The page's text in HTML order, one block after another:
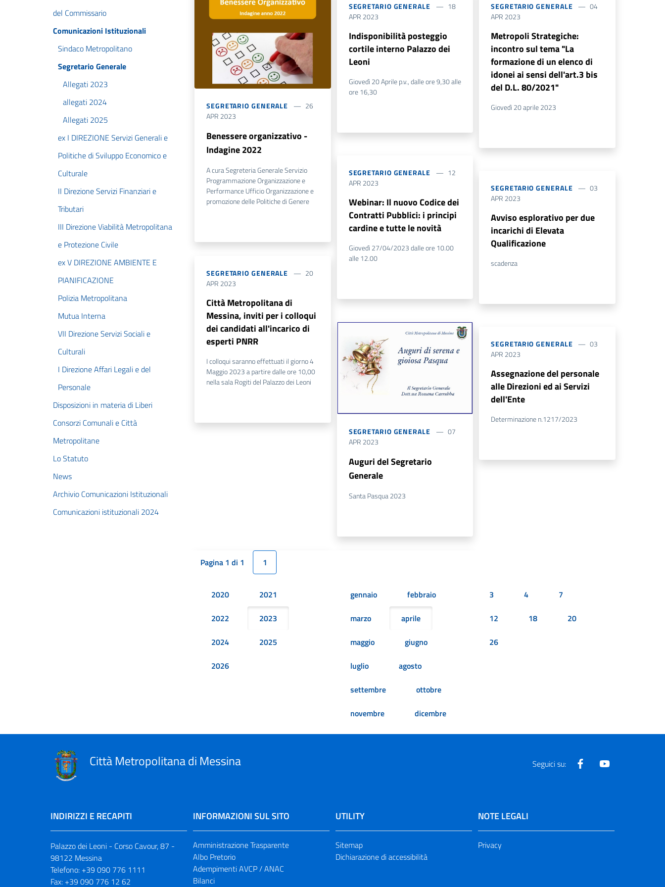
del Commissario
Comunicazioni Istituzionali
Sindaco Metropolitano
Segretario Generale
Allegati 2023
allegati 2024
Allegati 2025
ex I DIREZIONE Servizi Generali e
Politiche di Sviluppo Economico e
Culturale
II Direzione Servizi Finanziari e
Tributari
III Direzione Viabilità Metropolitana
e Protezione Civile
ex V DIREZIONE AMBIENTE E
PIANIFICAZIONE
Polizia Metropolitana
Mutua Interna
VII Direzione Servizi Sociali e
Culturali
I Direzione Affari Legali e del
Personale
Disposizioni in materia di Liberi
Consorzi Comunali e Città
Metropolitane
Lo Statuto
News
Archivio Comunicazioni Istituzionali
Comunicazioni istituzionali 2024
SEGRETARIO GENERALE
26
APR 2023
Benessere organizzativo -
Indagine 2022
A cura Segreteria Generale Servizio
Programmazione Organizzazione e
Performance Ufficio Organizzazione e
promozione delle Politiche di Genere
SEGRETARIO GENERALE
20
APR 2023
Città Metropolitana di
Messina, inviti per i colloqui
dei candidati all'incarico di
esperti PNRR
I colloqui saranno effettuati il giorno 4
Maggio 2023 a partire dalle ore 10,00
nella sala Rogiti del Palazzo dei Leoni
SEGRETARIO GENERALE
18
APR 2023
Indisponibilità posteggio
cortile interno Palazzo dei
Leoni
Giovedì 20 Aprile p.v., dalle ore 9,30 alle
ore 16,30
SEGRETARIO GENERALE
12
APR 2023
Webinar: Il nuovo Codice dei
Contratti Pubblici: i principi
cardine e tutte le novità
Giovedì 27/04/2023 dalle ore 10.00
alle 12.00
SEGRETARIO GENERALE
07
APR 2023
Auguri del Segretario
Generale
Santa Pasqua 2023
SEGRETARIO GENERALE
04
APR 2023
Metropoli Strategiche:
incontro sul tema "La
formazione di un elenco di
idonei ai sensi dell'art.3 bis
del D.L. 80/2021"
Giovedì 20 aprile 2023
SEGRETARIO GENERALE
03
APR 2023
Avviso esplorativo per due
incarichi di Elevata
Qualificazione
scadenza
SEGRETARIO GENERALE
03
APR 2023
Assegnazione del personale
alle Direzioni ed ai Servizi
dell'Ente
Determinazione n.1217/2023
Pagina 1 di 1 1
2020
2021
2022
2023
2024
2025
2026
gennaio
febbraio
marzo
aprile
maggio
giugno
luglio
agosto
settembre
ottobre
novembre
dicembre
3 4
7
12
18
20
26
Città Metropolitana di Messina Seguici su: Facebook
INDIRIZZI E RECAPITI
Palazzo dei Leoni - Corso Cavour, 87 -
98122 Messina
Telefono: +39 090 776 1111
Fax: +39 090 776 12 62
INFORMAZIONI SUL SITO
Amministrazione Trasparente
Albo Pretorio
Adempimenti AVCP / ANAC
Bilanci
UTILITY
Sitemap
Dichiarazione di accessibilità
NOTE LEGALI
Privacy